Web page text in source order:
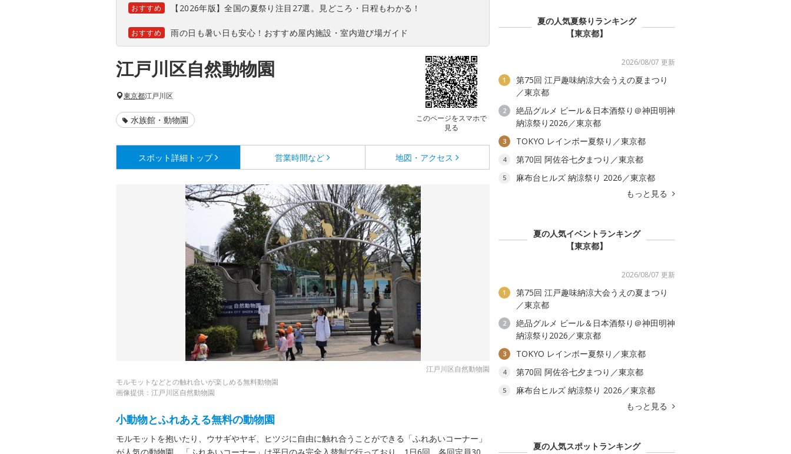
おすすめ 【2026年版】全国の夏祭り注目27選。見どころ・日程もわかる！
おすすめ 雨の日も暑い日も安心！おすすめ屋内施設・室内遊び場ガイド
江戸川区自然動物園
このページをスマホで
見る
東京都江戸川区
水族館・動物園
スポット詳細 トップ 営業時間など 地図・アクセス
江戸川区自然動物園
モルモットなどとの触れ合いが楽しめる無料動物園
画像提供：江戸川区自然動物園
小動物とふれあえる無料の動物園
モルモットを抱いたり、ウサギやヤギ、ヒツジに自由に触れ合うことができる「ふれあいコーナー」
夏の人気夏祭りランキング
【東京都】
2026/08/07 更新
1
第75回 江戸趣味納涼大会うえの夏まつり
／東京都
2
絶品グルメ ビール＆日本酒祭り＠神田明神
納涼祭り2026／東京都
3 TOKYO レインボー夏祭り／東京都
4 第70回 阿佐谷七夕まつり／東京都
5
麻布台ヒルズ 納涼祭り 2026／東京都
もっと見る
夏の人気イベントランキング
【東京都】
2026/08/07 更新
1
第75回 江戸趣味納涼大会うえの夏まつり
／東京都
2
絶品グルメ ビール＆日本酒祭り＠神田明神
納涼祭り2026／東京都
3 TOKYO レインボー夏祭り／東京都
4 第70回 阿佐谷七夕まつり／東京都
5
麻布台ヒルズ 納涼祭り 2026／東京都
もっと見る
夏の人気スポットランキング